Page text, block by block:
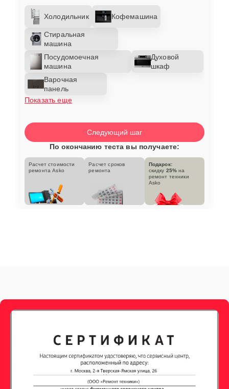
Холодильник Кофемашина
Стиральная
машина
Посудомоечная
машина
Духовой
шкаф
Варочная
панель
Показать еще
Следующий шаг
По окончанию теста вы получаете:
Расчет стоимости
ремонта Asko
Расчет сроков
ремонта
Подарок:
скидку 25% на
ремонт техники
Asko